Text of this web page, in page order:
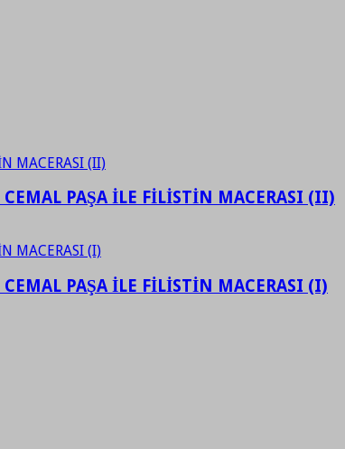
CEMAL PAŞA İLE FİLİSTİN MACERASI (II)
CEMAL PAŞA İLE FİLİSTİN MACERASI (I)